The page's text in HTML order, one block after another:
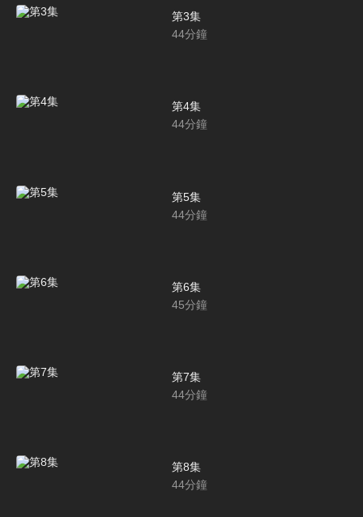
第3集
44分鐘
第4集
44分鐘
第5集
44分鐘
第6集
45分鐘
第7集
44分鐘
第8集
44分鐘